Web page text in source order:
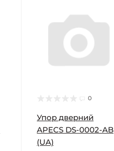
0
Упор дверний
APECS DS-0002-AB
(UA)